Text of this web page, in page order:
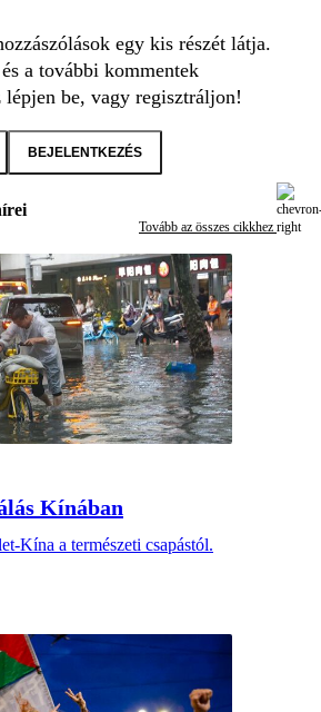
egy kis részét látja.
a további kommentek
lépjen be, vagy regisztráljon!
BEJELENTKEZÉS
Tovább az összes cikkhez
Kínában
Kína a természeti csapástól.